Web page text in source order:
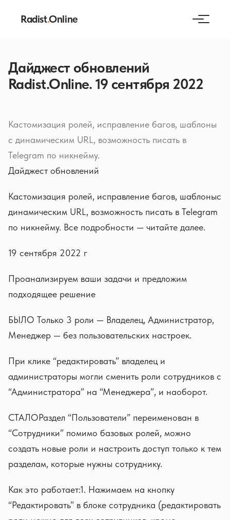
Radist.Online
Дайджест обновлений
Radist.Online. 19 сентября 2022
Кастомизация ролей, исправление багов, шаблоны
с динамическим URL, возможность писать в
Telegram по никнейму.
Дайджест обновлений
Кастомизация ролей, исправление багов, шаблоныс
динамическим URL, возможность писать в Telegram
по никнейму. Все подробности — читайте далее.
19 сентября 2022 г
Проанализируем ваши задачи и предложим
подходящее решение
БЫЛО Только 3 роли — Владелец, Администратор,
Менеджер — без пользовательских настроек.
При клике “редактировать” владелец и
администраторы могли сменить роли сотрудников с
“Администратора” на “Менеджера”, и наоборот.
СТАЛОРаздел “Пользователи” переименован в
“Сотрудники” помимо базовых ролей, можно
создать новые роли и настроить доступ только к тем
разделам, которые нужны сотруднику.
Как это работает:1. Нажимаем на кнопку
“Редактировать” в блоке сотрудника (редактировать